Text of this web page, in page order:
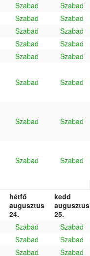
Szabad
Szabad
Szabad
Szabad
Szabad
Szabad
Szabad
Szabad
Szabad
Szabad
Szabad Szabad
Szabad Szabad
Szabad Szabad
hétfő
augusztus
24.
kedd
augusztus
25.
Szabad
Szabad
Szabad
Szabad
Szabad
Szabad